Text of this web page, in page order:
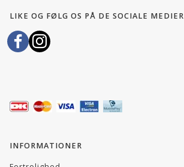
LIKE OG FØLG OS PÅ DE SOCIALE MEDIER
INFORMATIONER